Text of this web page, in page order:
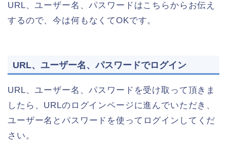
URL、ユーザー名、パスワードはこちらからお伝え
するので、今は何もなくてOKです。
URL、ユーザー名、パスワードでログイン
URL、ユーザー名、パスワードを受け取って頂きま
したら、URLのログインページに進んでいただき、
ユーザー名とパスワードを使ってログインしてくだ
さい。